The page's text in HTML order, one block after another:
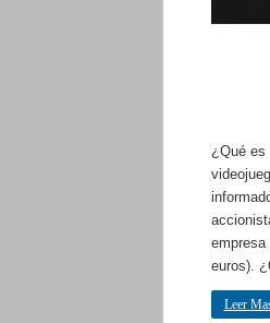
¿Qué es
empresa
euros).
Leer